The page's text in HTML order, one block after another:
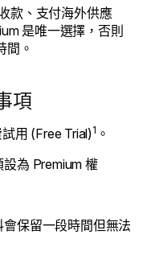
款、支付海外供應
是唯一選擇，否則
間。
項
用 (Free Trial)1 。
為 Premium 權
保留一段時間但無法